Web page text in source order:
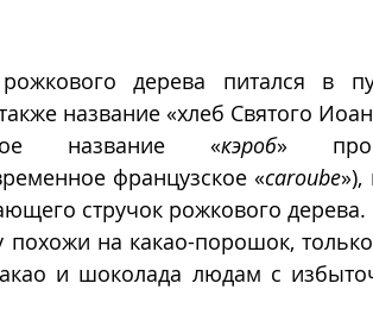
дерева питался в
название «хлеб Святого
название «кэроб»
французское «caroube»),
стручок рожкового дерева.
на какао-порошок,
и шоколада людам с